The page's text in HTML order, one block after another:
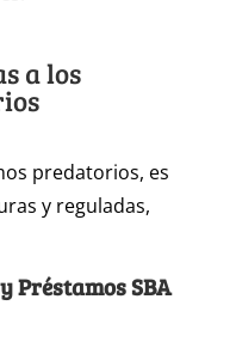
a los
predatorios, es
y reguladas,
Préstamos SBA